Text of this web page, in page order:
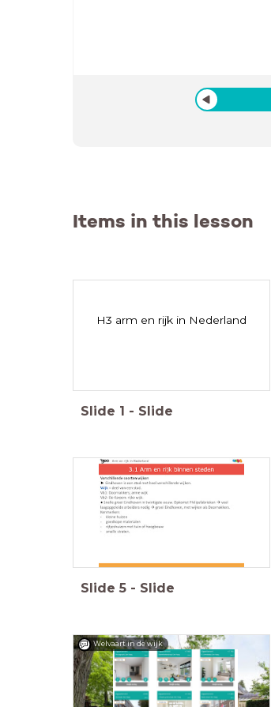
Items in this lesson
H3 arm en rijk in Nederland
Slide 1 - Slide
Slide 5 - Slide
Welvaart in de wijk